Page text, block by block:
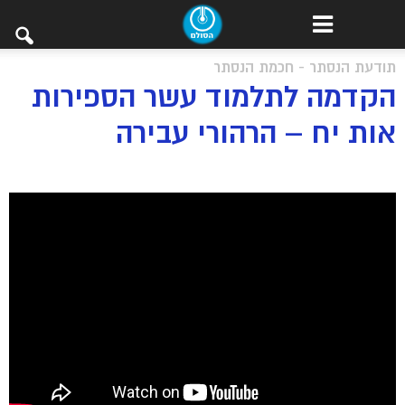
תודעת הנסתר - חכמת הנסתר
הקדמה לתלמוד עשר הספירות
אות יח – הרהורי עבירה